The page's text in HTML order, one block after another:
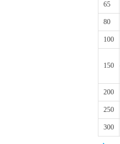
65
80
100
150
200
250
300